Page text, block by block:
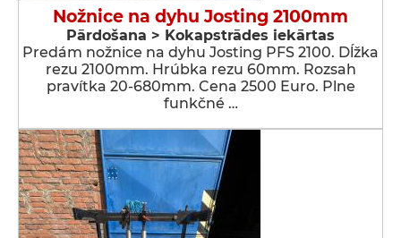
Nožnice na dyhu Josting 2100mm
Pārdošana > Kokapstrādes iekārtas
Predám nožnice na dyhu Josting PFS 2100. Dĺžka
rezu 2100mm. Hrúbka rezu 60mm. Rozsah
pravítka 20-680mm. Cena 2500 Euro. Plne
funkčné …